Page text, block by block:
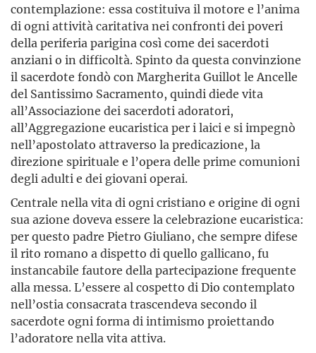
contemplazione: essa costituiva il motore e l’anima
di ogni attività caritativa nei confronti dei poveri
della periferia parigina così come dei sacerdoti
anziani o in difficoltà. Spinto da questa convinzione
il sacerdote fondò con Margherita Guillot le Ancelle
del Santissimo Sacramento, quindi diede vita
all’Associazione dei sacerdoti adoratori,
all’Aggregazione eucaristica per i laici e si impegnò
nell’apostolato attraverso la predicazione, la
direzione spirituale e l’opera delle prime comunioni
degli adulti e dei giovani operai.
Centrale nella vita di ogni cristiano e origine di ogni
sua azione doveva essere la celebrazione eucaristica:
per questo padre Pietro Giuliano, che sempre difese
il rito romano a dispetto di quello gallicano, fu
instancabile fautore della partecipazione frequente
alla messa. L’essere al cospetto di Dio contemplato
nell’ostia consacrata trascendeva secondo il
sacerdote ogni forma di intimismo proiettando
l’adoratore nella vita attiva.